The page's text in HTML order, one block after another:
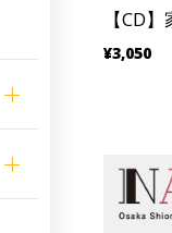
【CD
¥3,050